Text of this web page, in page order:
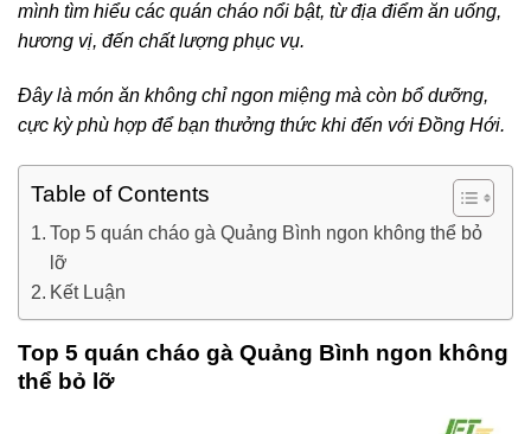
mình tìm hiểu các quán cháo nổi bật, từ địa điểm ăn uống,
hương vị, đến chất lượng phục vụ.
Đây là món ăn không chỉ ngon miệng mà còn bổ dưỡng,
cực kỳ phù hợp để bạn thưởng thức khi đến với Đồng Hới.
Table of Contents
Top 5 quán cháo gà Quảng Bình ngon không thể bỏ
lỡ
Kết Luận
Top 5 quán cháo gà Quảng Bình ngon không
thể bỏ lỡ